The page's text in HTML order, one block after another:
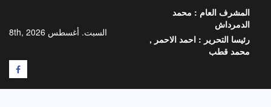
المحتوى
السبت. أغسطس 8th, 2026
المشرف العام : محمد
الدمرداش
رئيسا التحرير : احمد الاحمر ,
محمد قطب
F